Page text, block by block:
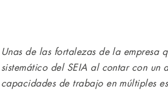
Unas de las fortalezas de la empresa
sistemático del SEIA al contar con un
capacidades de trabajo en múltiples